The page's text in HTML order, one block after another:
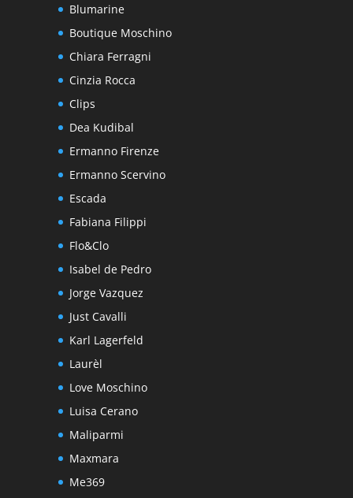
Blumarine
Boutique Moschino
Chiara Ferragni
Cinzia Rocca
Clips
Dea Kudibal
Ermanno Firenze
Ermanno Scervino
Escada
Fabiana Filippi
Flo&Clo
Isabel de Pedro
Jorge Vazquez
Just Cavalli
Karl Lagerfeld
Laurèl
Love Moschino
Luisa Cerano
Maliparmi
Maxmara
Me369